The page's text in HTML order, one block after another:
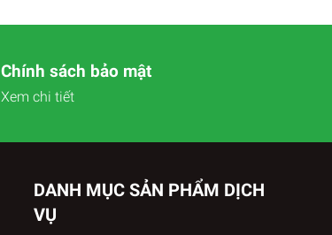
Chính sách bảo mật
Xem chi tiết
DANH MỤC SẢN PHẨM DỊCH
VỤ